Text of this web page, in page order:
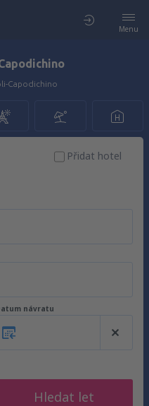
Menu
Capodichino
Přidat hotel
návratu
Hledat let